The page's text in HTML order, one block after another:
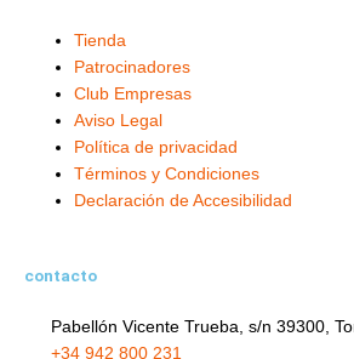
Tienda
Patrocinadores
Club Empresas
Aviso Legal
Política de privacidad
Términos y Condiciones
Declaración de Accesibilidad
contacto
Pabellón Vicente Trueba, s/n 39300,
+34 942 800 231